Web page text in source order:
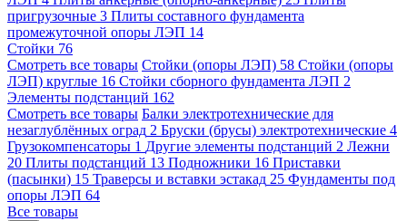
пригрузочные 3 Плиты составного фундамента
промежуточной опоры ЛЭП 14
Стойки 76
Смотреть все товары Стойки (опоры ЛЭП) 58 Стойки (опоры
ЛЭП) круглые 16 Стойки сборного фундамента ЛЭП 2
Элементы подстанций 162
Смотреть все товары Балки электротехнические для
незаглублённых оград 2 Бруски (брусы) электротехнические 4
Грузокомпенсаторы 1 Другие элементы подстанций 2 Лежни
20 Плиты подстанций 13 Подножники 16 Приставки
(пасынки) 15 Траверсы и вставки эстакад 25 Фундаменты под
опоры ЛЭП 64
Все товары